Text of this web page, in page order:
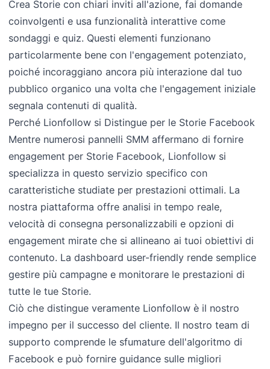
Crea Storie con chiari inviti all'azione, fai domande
coinvolgenti e usa funzionalità interattive come
sondaggi e quiz. Questi elementi funzionano
particolarmente bene con l'engagement potenziato,
poiché incoraggiano ancora più interazione dal tuo
pubblico organico una volta che l'engagement iniziale
segnala contenuti di qualità.
Perché Lionfollow si Distingue per le Storie Facebook
Mentre numerosi pannelli SMM affermano di fornire
engagement per Storie Facebook, Lionfollow si
specializza in questo servizio specifico con
caratteristiche studiate per prestazioni ottimali. La
nostra piattaforma offre analisi in tempo reale,
velocità di consegna personalizzabili e opzioni di
engagement mirate che si allineano ai tuoi obiettivi di
contenuto. La dashboard user-friendly rende semplice
gestire più campagne e monitorare le prestazioni di
tutte le tue Storie.
Ciò che distingue veramente Lionfollow è il nostro
impegno per il successo del cliente. Il nostro team di
supporto comprende le sfumature dell'algoritmo di
Facebook e può fornire guidance sulle migliori